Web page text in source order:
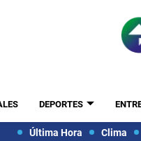
DEPORTES
Última Hora Clima